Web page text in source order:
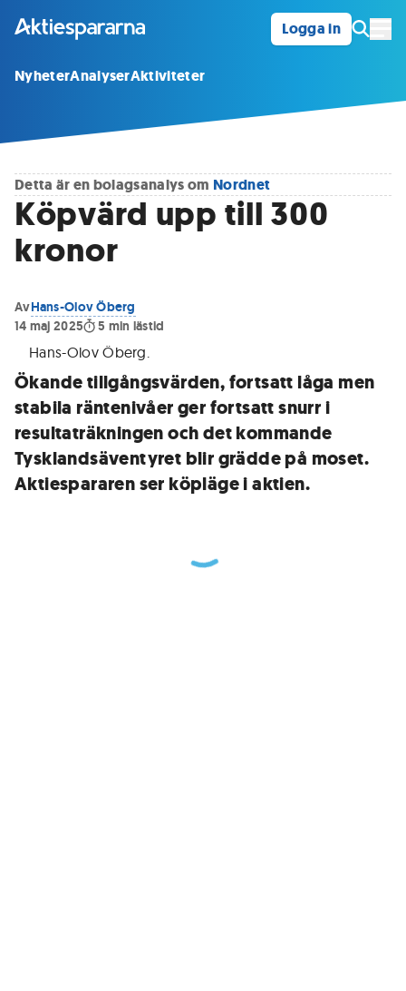
Logga in
NyheterAnalyserAktiviteter
Detta är en bolagsanalys om Nordnet
Köpvärd upp till 300
kronor
AvHans-Olov Öberg
14 maj 2025
5 min lästid
Hans-Olov Öberg.
Ökande tillgångsvärden, fortsatt låga men
stabila räntenivåer ger fortsatt snurr i
resultaträkningen och det kommande
Tysklandsäventyret blir grädde på moset.
Aktiespararen ser köpläge i aktien.